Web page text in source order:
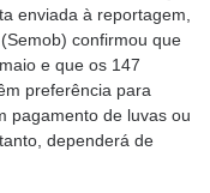
enviada à reportagem,
confirmou que
e que os 147
preferência para
pagamento de luvas ou
dependerá de